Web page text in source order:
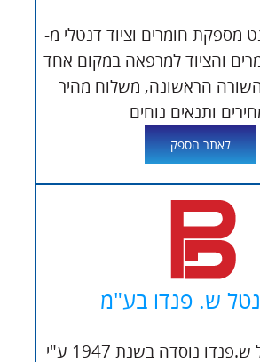
מספקת חומרים וציוד דנטלי מ-
והציוד למרפאה במקום אחד
הראשונה, משלוח מהיר
ותנאים נוחים
לאתר הספק
ש. פנדו בע"מ
חברת פרודנטל ש.פנדו נוסדה בשנת 1947 ע"י